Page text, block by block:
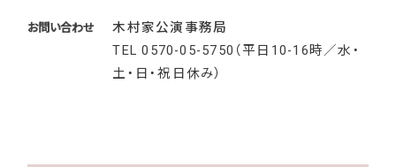
お問い合わせ
木村家公演事務局
TEL0570-05-5750（平日10-16時／水・
土・日・祝日休み）